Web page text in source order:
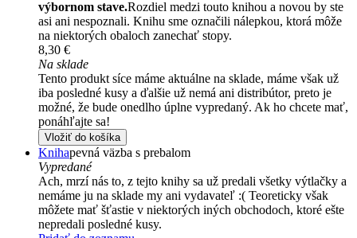
výbornom stave.Rozdiel medzi touto knihou a novou by ste
asi ani nespoznali. Knihu sme označili nálepkou, ktorá môže
na niektorých obaloch zanechať stopy.
8,30 €
Na sklade
Tento produkt síce máme aktuálne na sklade, máme však už
iba posledné kusy a ďalšie už nemá ani distribútor, preto je
možné, že bude onedlho úplne vypredaný. Ak ho chcete mať,
ponáhľajte sa!
Vložiť do košíka
Knihapevná väzba s prebalom
Vypredané
Ach, mrzí nás to, z tejto knihy sa už predali všetky výtlačky a
nemáme ju na sklade my ani vydavateľ :( Teoreticky však
môžete mať šťastie v niektorých iných obchodoch, ktoré ešte
nepredali posledné kusy.